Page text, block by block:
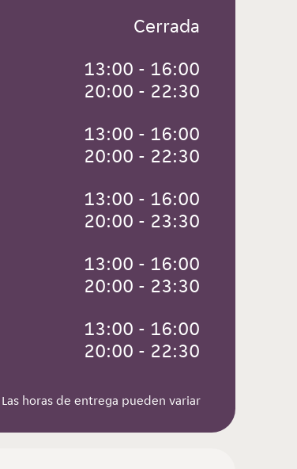
Cerrada
13:00 - 16:00
20:00 - 22:30
13:00 - 16:00
20:00 - 22:30
13:00 - 16:00
20:00 - 23:30
13:00 - 16:00
20:00 - 23:30
13:00 - 16:00
20:00 - 22:30
Las horas de entrega pueden variar